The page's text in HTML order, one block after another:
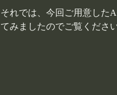
それでは、今回ご用意した
てみましたのでご覧ください